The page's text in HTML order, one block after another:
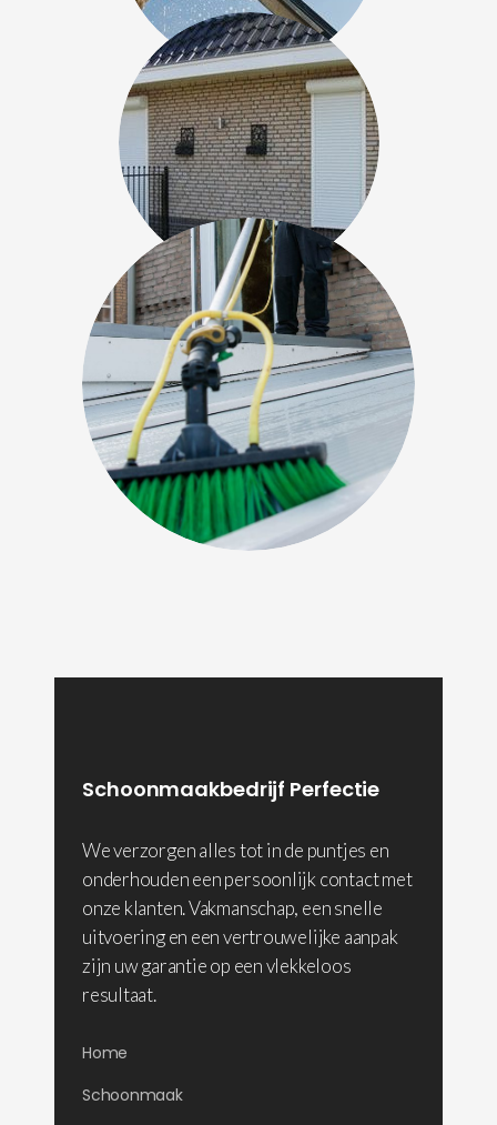
Schoonmaakbedrijf Perfectie
We verzorgen alles tot in de puntjes en
onderhouden een persoonlijk contact met
onze klanten. Vakmanschap, een snelle
uitvoering en een vertrouwelijke aanpak
zijn uw garantie op een vlekkeloos
resultaat.
Home
Schoonmaak